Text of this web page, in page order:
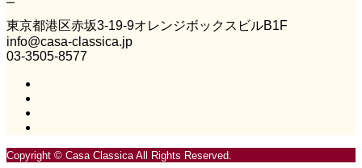
東京都港区赤坂3‐19‐9オレンジボックスビルB1F
info@casa-classica.jp
03-3505-8577
Copyright © Casa Classica All Rights Reserved.